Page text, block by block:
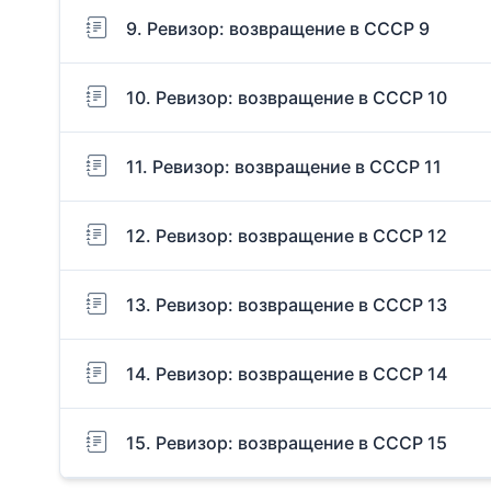
9. Ревизор: возвращение в СССР 9
10. Ревизор: возвращение в СССР 10
11. Ревизор: возвращение в СССР 11
12. Ревизор: возвращение в СССР 12
13. Ревизор: возвращение в СССР 13
14. Ревизор: возвращение в СССР 14
15. Ревизор: возвращение в СССР 15